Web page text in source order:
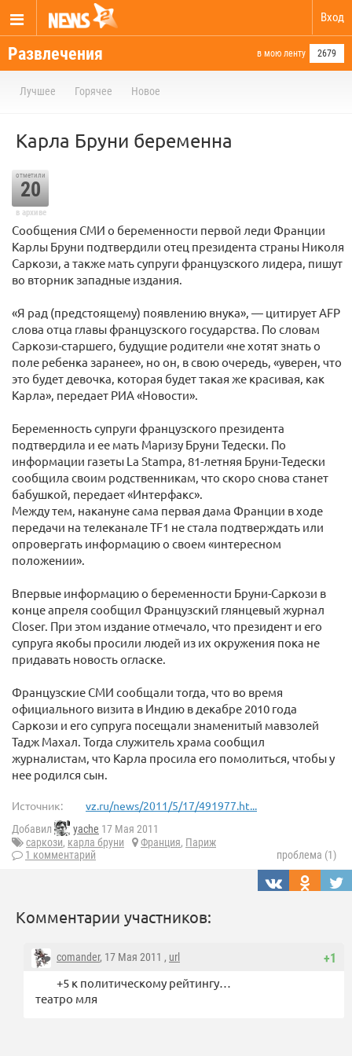
Вход
Развлечения в мою ленту 2679
Лучшее Горячее Новое
Карла Бруни беременна
отметили
20
в архиве
Сообщения СМИ о беременности первой леди Франции
Карлы Бруни подтвердили отец президента страны Николя
Саркози, а также мать супруги французского лидера, пишут
во вторник западные издания.
«Я рад (предстоящему) появлению внука», — цитирует AFP
слова отца главы французского государства. По словам
Саркози-старшего, будущие родители «не хотят знать о
поле ребенка заранее», но он, в свою очередь, «уверен, что
это будет девочка, которая будет такая же красивая, как
Карла», передает РИА «Новости».
Беременность супруги французского президента
подтвердила и ее мать Маризу Бруни Тедески. По
информации газеты La Stampa, 81-летняя Бруни-Тедески
сообщила своим родственникам, что скоро снова станет
бабушкой, передает «Интерфакс».
Между тем, накануне сама первая дама Франции в ходе
передачи на телеканале TF1 не стала подтверждать или
опровергать информацию о своем «интересном
положении».
Впервые информацию о беременности Бруни-Саркози в
конце апреля сообщил Французский глянцевый журнал
Closer. При этом издание отмечало, что президент и его
супруга якобы просили людей из их окружения пока не
придавать новость огласке.
Французские СМИ сообщали тогда, что во время
официального визита в Индию в декабре 2010 года
Саркози и его супруга посещали знаменитый мавзолей
Тадж Махал. Тогда служитель храма сообщил
журналистам, что Карла просила его помолиться, чтобы у
нее родился сын.
Источник: vz.ru/news/2011/5/17/491977.ht...
Добавил yache 17 Мая 2011
саркози, карла бруни Франция, Париж
1 комментарий
проблема (1)
Комментарии участников:
+1
comander, 17 Мая 2011 , url
+5 к политическому рейтингу…
театро мля